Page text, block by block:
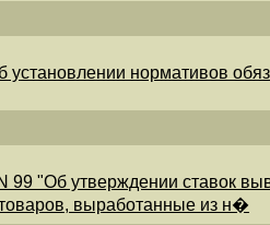
нормативов
99 "Об утверждении ставок
выработанные из н�